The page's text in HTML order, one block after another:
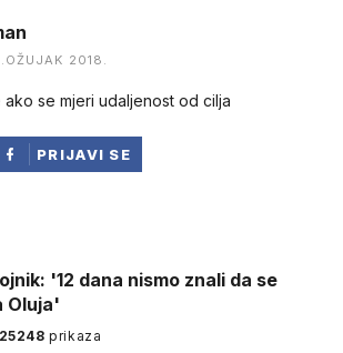
2018.
ako se mjeri udaljenost od cilja
PRIJAVI SE
'12 dana nismo znali da se
Oluja'
prikaza